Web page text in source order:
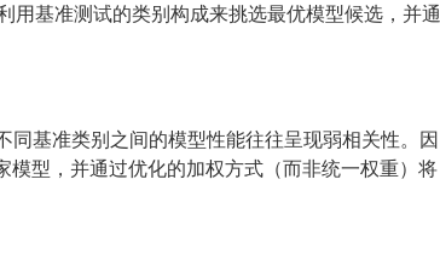
基准测试的类别构成来挑选最优模型候选，并通
基准类别之间的模型性能往往呈现弱相关性。因
型，并通过优化的加权方式（而非统一权重）将